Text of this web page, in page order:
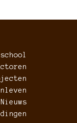
Nieuws